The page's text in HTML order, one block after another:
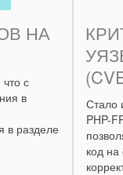
НА
с
в
в разделе
Стало
PHP-
код